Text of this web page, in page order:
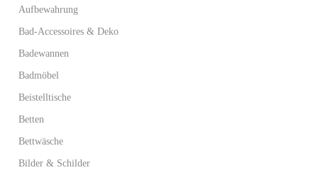
Aufbewahrung
Bad-Accessoires & Deko
Badewannen
Badmöbel
Beistelltische
Betten
Bettwäsche
Bilder & Schilder